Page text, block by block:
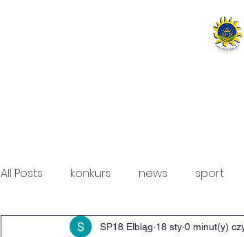
All Posts konkurs news sport
Fundacja Św. Mikołaja SzPZ
SP18 Elbląg 18 sty 0 minut(y)